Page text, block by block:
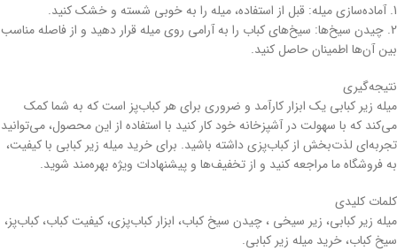
1. آماده‌سازی میله: قبل از استفاده، میله را به خوبی شسته و خشک کنید.
2. چیدن سیخ‌ها: سیخ‌های کباب را به آرامی روی میله قرار دهید و از فاصله مناسب
بین آن‌ها اطمینان حاصل کنید.
نتیجه‌گیری
میله زیر کبابی یک ابزار کارآمد و ضروری برای هر کباب‌پز است که به شما کمک
می‌کند که با سهولت در آشپزخانه خود کار کنید با استفاده از این محصول، می‌توانید
تجربه‌ای لذت‌بخش از کباب‌پزی داشته باشید. برای خرید میله زیر کبابی با کیفیت،
به فروشگاه‌ ما مراجعه کنید و از تخفیف‌ها و پیشنهادات ویژه بهره‌مند شوید.
کلمات کلیدی
میله زیر کبابی، زیر سیخی ، چیدن سیخ کباب، ابزار کباب‌پزی، کیفیت کباب، کباب‌پز،
سیخ کباب، خرید میله زیر کبابی.